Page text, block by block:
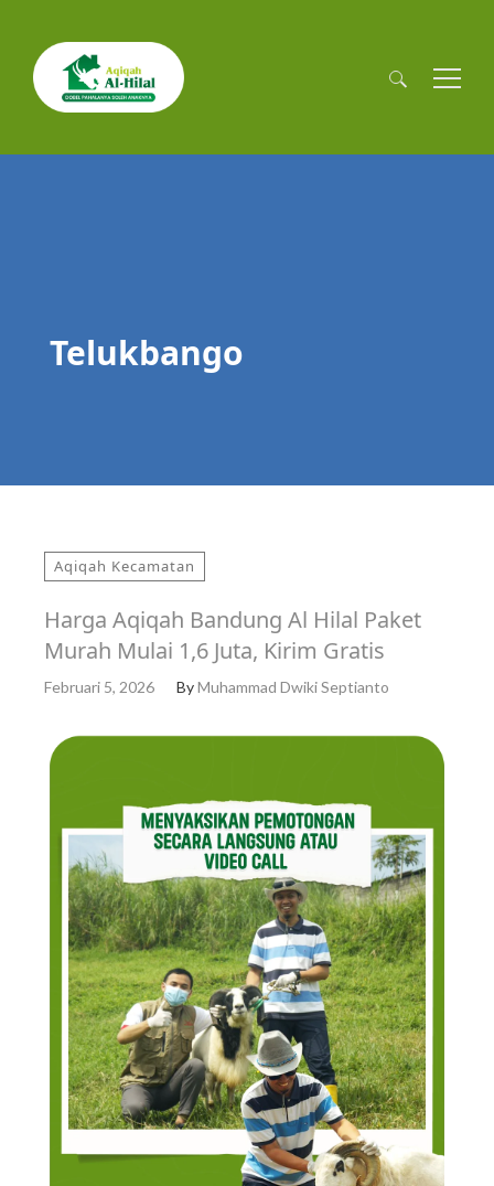
Cari
Telukbango
Aqiqah Kecamatan
Harga Aqiqah Bandung Al Hilal Paket
Murah Mulai 1,6 Juta, Kirim Gratis
Februari 5, 2026 ByMuhammad Dwiki Septianto